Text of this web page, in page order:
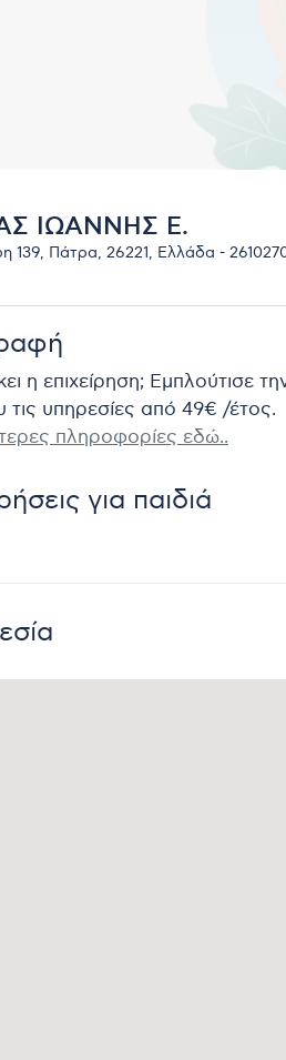
ΙΩΑΝΝΗΣ Ε.
139, Πάτρα, 26221, Ελλάδα -
η επιχείρηση; Εμπλούτισε
τις υπηρεσίες από 49€ /έτος.
πληροφορίες εδώ..
για παιδιά